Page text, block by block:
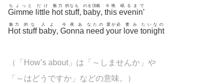
Gimme
ちょっと
little
だけ
hot
魅力
stuff
的なも
, baby
のを頂戴
, this
今晩
evenin’
眠るまで
Hot
魅力
stuff
的な
baby
人よ
, Gonna
今夜あ
need
なたの
your
愛が必
love
要み
tonight
たいなの
（「How’s about」は「～しませんか」や
「～はどうですか」などの意味。）